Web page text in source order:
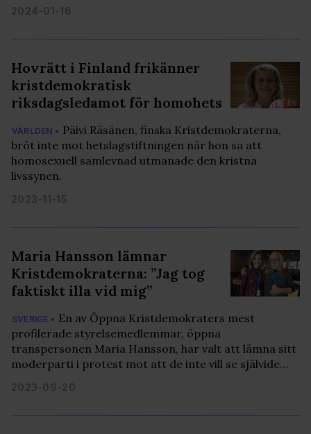
2024-01-16
Hovrätt i Finland frikänner
kristdemokratisk
riksdagsledamot för homohets
VÄRLDEN • Päivi Räsänen, finska Kristdemokraterna,
bröt inte mot hetslagstiftningen när hon sa att
homosexuell samlevnad utmanade den kristna
livssynen.
2023-11-15
Maria Hansson lämnar
Kristdemokraterna: ”Jag tog
faktiskt illa vid mig”
SVERIGE • En av Öppna Kristdemokraters mest
profilerade styrelsemedlemmar, öppna
transpersonen Maria Hansson, har valt att lämna sitt
moderparti i protest mot att de inte vill se självide…
2023-09-20